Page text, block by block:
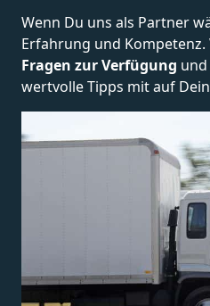
Wenn Du uns als Partner
Erfahrung und
Fragen zur Verfügung
wertvolle Tipps mit auf